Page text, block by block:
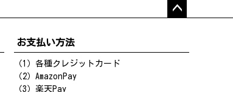
ップ
お支払い方法
（1）各種クレジットカード
（2）AmazonPay
（3）楽天Pay